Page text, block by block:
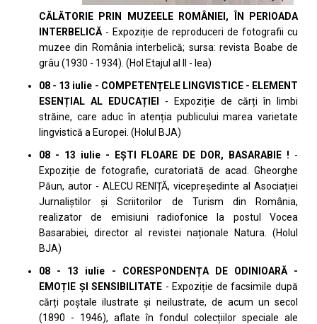
CĂLĂTORIE PRIN MUZEELE ROMÂNIEI, ÎN PERIOADA
INTERBELICĂ - Expoziție de reproduceri de fotografii cu
muzee din România interbelică; sursa: revista Boabe de
grâu (1930 - 1934). (Hol Etajul al II - lea)
08 - 13 iulie - COMPETENȚELE LINGVISTICE - ELEMENT
ESENȚIAL AL EDUCAȚIEI
- Expoziție de cărți în limbi
străine, care aduc în atenția publicului marea varietate
lingvistică a Europei. (Holul BJA)
08 - 13 iulie - EȘTI FLOARE DE DOR, BASARABIE ! -
Expoziție de fotografie, curatoriată de acad. Gheorghe
Păun, autor - ALECU RENIȚĂ, vicepreședinte al Asociației
Jurnaliștilor și Scriitorilor de Turism din România,
realizator de emisiuni radiofonice la postul Vocea
Basarabiei, director al revistei naționale Natura. (Holul
BJA)
08 - 13 iulie - CORESPONDENȚA DE ODINIOARĂ -
EMOȚIE ȘI SENSIBILITATE - Expoziție de facsimile după
cărți poștale ilustrate și neilustrate, de acum un secol
(1890 - 1946), aflate în fondul colecțiilor speciale ale